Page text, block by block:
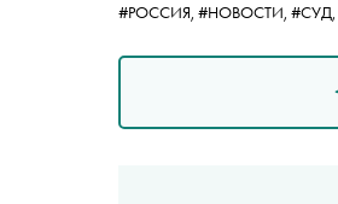
#РОССИЯ, #НОВОСТИ, #СУД,